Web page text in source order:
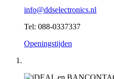
info@ddselectronics.nl
Tel: 088-0337337
Openingstijden